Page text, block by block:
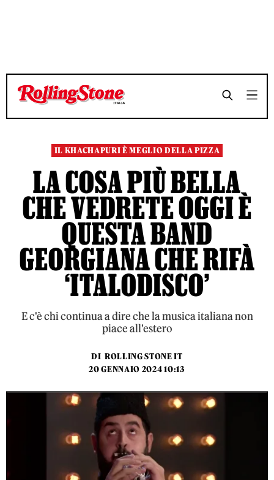
TEMPO DI LETTURA 3 MINUTI SHARE
TEMPO DI LETTURA 3 MINUTI SHARE
IL KHACHAPURI È MEGLIO DELLA PIZZA
LA COSA PIÙ BELLA
CHE VEDRETE OGGI È
QUESTA BAND
GEORGIANA CHE RIFÀ
‘ITALODISCO’
E c'è chi continua a dire che la musica italiana non
piace all'estero
DI ROLLING STONE IT
20 GENNAIO 2024 10:13